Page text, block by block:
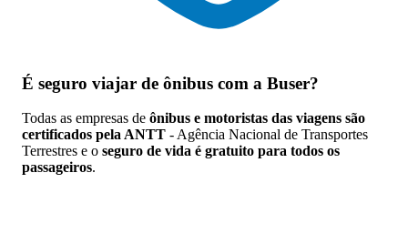
É seguro viajar de ônibus com a Buser?
Todas as empresas de ônibus e motoristas das viagens são
certificados pela ANTT - Agência Nacional de Transportes
Terrestres e o seguro de vida é gratuito para todos os
passageiros.